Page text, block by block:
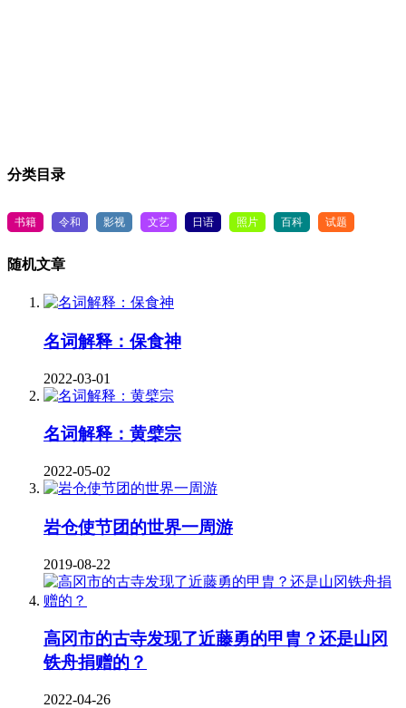
分类目录
书籍 令和 影视 文艺 日语 照片 百科 试题
随机文章
名词解释：保食神
2022-03-01
名词解释：黄檗宗
2022-05-02
岩仓使节团的世界一周游
2019-08-22
高冈市的古寺发现了近藤勇的甲胄？还是山冈
铁舟捐赠的？
2022-04-26